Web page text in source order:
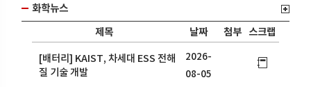
화학뉴스
제목
날짜 첨부 스크랩
[배터리] KAIST, 차세대 ESS 전해
질 기술 개발
2026-
08-05